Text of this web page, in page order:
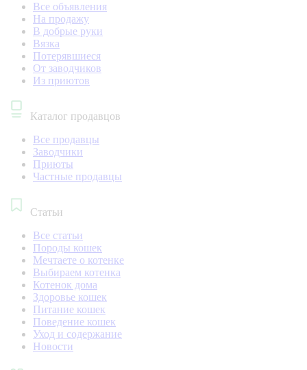
Все объявления
На продажу
В добрые руки
Вязка
Потерявшиеся
От заводчиков
Из приютов
Каталог продавцов
Все продавцы
Заводчики
Приюты
Частные продавцы
Статьи
Все статьи
Породы кошек
Мечтаете о котенке
Выбираем котенка
Котенок дома
Здоровье кошек
Питание кошек
Поведение кошек
Уход и содержание
Новости